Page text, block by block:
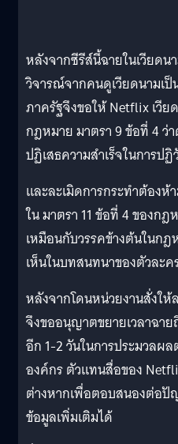
หลังจากซีรีส์นี้ฉายในเวียดน
วิจารณ์จากคนดูเวียดนามเ
ภาครัฐจึงขอให้ Netflix เวีย
กฎหมาย มาตรา 9 ข้อที่ 4 ว่
ปฏิเสธความสำเร็จในการป
และละเมิดการกระทำต้อง
ใน มาตรา 11 ข้อที่ 4 ของก
เหมือนกับวรรคข้างต้นในก
เห็นในบทสนทนาของตัวละค
หลังจากโดนหน่วยงานสั่งใ
จึงขออนุญาตขยายเวลาฉา
อีก 1-2 วันในการประมวลผ
องค์กร ตัวแทนสื่อของ
ต่างหากเพื่อตอบสนองต่อปั
ข้อมูลเพิ่มเติมได้